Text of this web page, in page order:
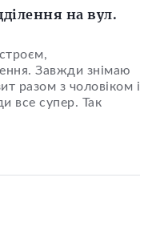
на вул.
Завжди знімаю
разом з чоловіком і
все супер. Так